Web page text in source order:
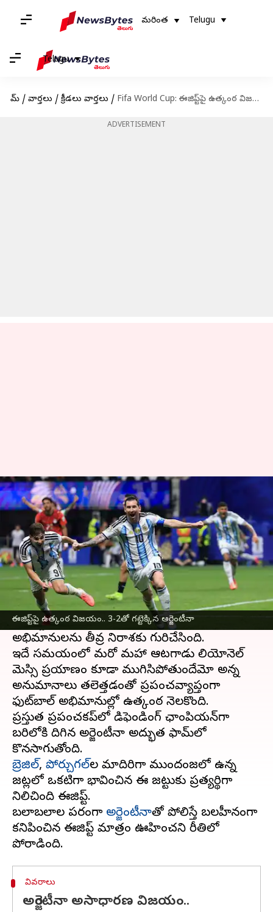
మరింత Telugu
Telugu
హోమ్ / వార్తలు / క్రీడలు వార్తలు / Fifa World Cup: ఈజిప్ట్‌పై ఉత్కంఠ విజయం.. 3-2తో గట్టెక్కిన అర్జెంటీనా
ADVERTISEMENT
ఈజిప్ట్‌పై ఉత్కంఠ విజయం.. 3-2తో గట్టెక్కిన అర్జెంటీనా
Fifa World Cup: ఈజిప్ట్‌పై ఉత్కంఠ
విజయం.. 3-2తో గట్టెక్కిన అర్జెంటీనా
వ్రాసిన వారు Moogati Shabari Jul 08, 2026 09:49 am
ఈ వార్తాకథనం ఏంటి
ఒకవైపు నెయ్‌మార్‌, మరోవైపు క్రిస్టియానో రొనాల్డో..
వరుసగా రెండు రోజుల్లో ఈ ఇద్దరు దిగ్గజాలు
అంతర్జాతీయఫుట్‌ బాల్‌కు వీడ్కోలు పలకడం
అభిమానులను తీవ్ర నిరాశకు గురిచేసింది.
ఇదే సమయంలో మరో మహా ఆటగాడు లియోనెల్
మెస్సి ప్రయాణం కూడా ముగిసిపోతుందేమో అన్న
అనుమానాలు తలెత్తడంతో ప్రపంచవ్యాప్తంగా
ఫుట్‌బాల్ అభిమానుల్లో ఉత్కంఠ నెలకొంది.
ప్రస్తుత ప్రపంచకప్‌లో డిఫెండింగ్ ఛాంపియన్‌గా
బరిలోకి దిగిన అర్జెంటీనా అద్భుత ఫామ్‌లో
బ్రెజిల్‌, పోర్చుగల్‌ల మాదిరిగా ముందంజలో ఉన్న
జట్లలో ఒకటిగా భావించిన ఈ జట్టుకు ప్రత్యర్థిగా
నిలిచింది ఈజిప్ట్‌.
బలాబలాల పరంగా అర్జెంటీనాతో పోలిస్తే బలహీనంగా
కనిపించిన ఈజిప్ట్‌ మాత్రం ఊహించని రీతిలో
వివరాలు
అర్జెంటీనా అసాధారణ విజయం..